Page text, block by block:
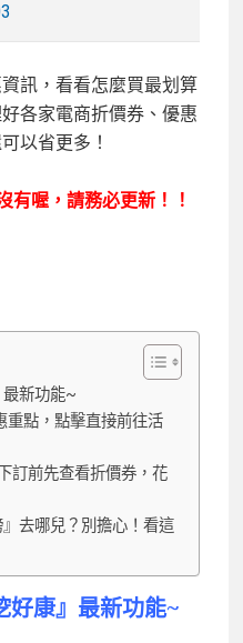
訊，看看怎麼買最划算
各家電商折價券、優惠
以省更多！
有喔，請務必更新！！
新功能~
重點，點擊直接前往活
訂前先查看折價券，花
去哪兒？別擔心！看這
好康』 最新功能~